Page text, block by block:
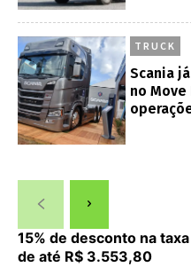
TRUCK
Scania
no
15% de desconto na
de até R$ 3.553,80